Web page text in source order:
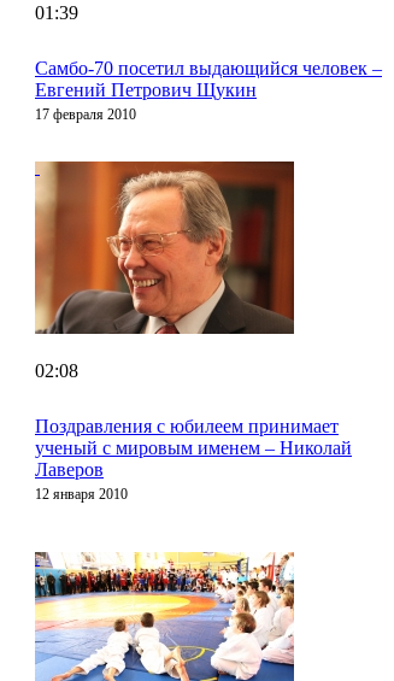
01:39
Cамбо-70 посетил выдающийся человек –
Евгений Петрович Щукин
17 февраля 2010
02:08
Поздравления с юбилеем принимает
ученый с мировым именем – Николай
Лаверов
12 января 2010